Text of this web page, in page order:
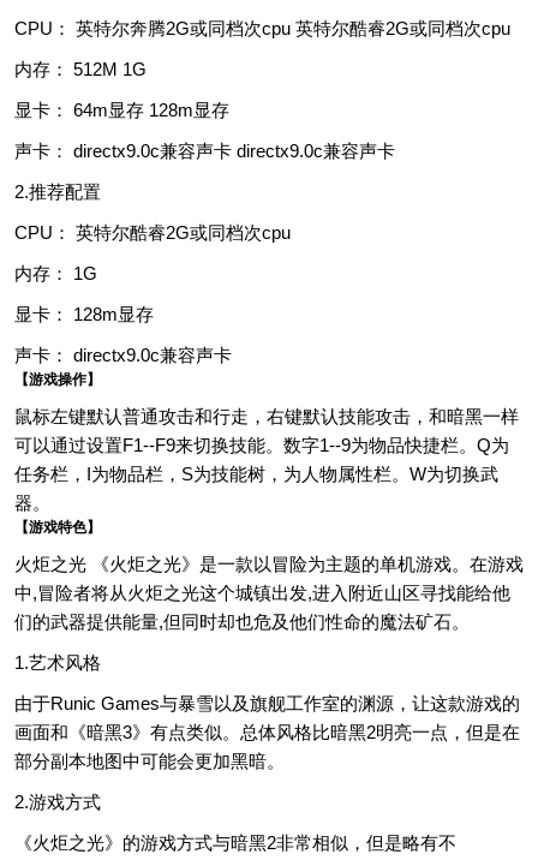
CPU： 英特尔奔腾2G或同档次cpu 英特尔酷睿2G或同档次cpu
内存： 512M 1G
显卡： 64m显存 128m显存
声卡： directx9.0c兼容声卡 directx9.0c兼容声卡
2.推荐配置
CPU： 英特尔酷睿2G或同档次cpu
内存： 1G
显卡： 128m显存
声卡： directx9.0c兼容声卡
【游戏操作】
鼠标左键默认普通攻击和行走，右键默认技能攻击，和暗黑一样
可以通过设置F1--F9来切换技能。数字1--9为物品快捷栏。Q为
任务栏，I为物品栏，S为技能树，为人物属性栏。W为切换武
器。
【游戏特色】
火炬之光 《火炬之光》是一款以冒险为主题的单机游戏。在游戏
中,冒险者将从火炬之光这个城镇出发,进入附近山区寻找能给他
们的武器提供能量,但同时却也危及他们性命的魔法矿石。
1.艺术风格
由于Runic Games与暴雪以及旗舰工作室的渊源，让这款游戏的
画面和《暗黑3》有点类似。总体风格比暗黑2明亮一点，但是在
部分副本地图中可能会更加黑暗。
2.游戏方式
《火炬之光》的游戏方式与暗黑2非常相似，但是略有不